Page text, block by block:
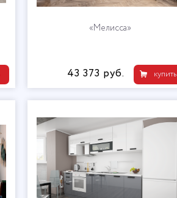
«Мелисса»
купить
43 373 руб.